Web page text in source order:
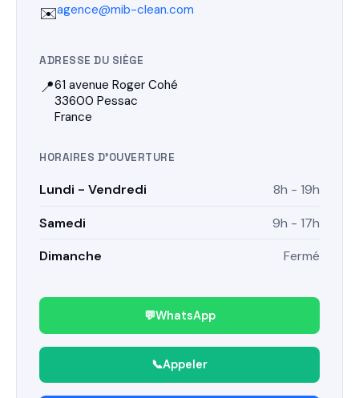
✉️agence@mib-clean.com
ADRESSE DU SIÈGE
📍61 avenue Roger Cohé
33600 Pessac
France
HORAIRES D'OUVERTURE
Lundi - Vendredi
8h - 19h
Samedi
9h - 17h
Dimanche
Fermé
💬WhatsApp
📞Appeler